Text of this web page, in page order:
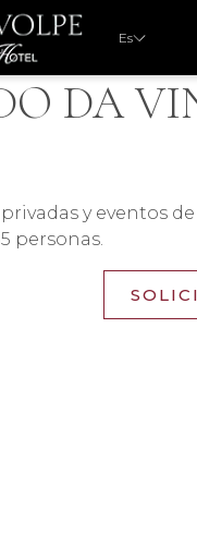
Es
DA
y eventos
personas.